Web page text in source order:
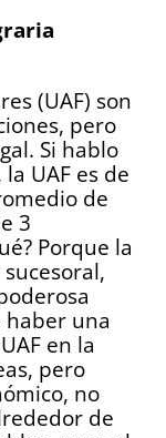
(UAF) son
pero
Si hablo
UAF es de
de
3
Porque la
haber una
en la
pero
no
de